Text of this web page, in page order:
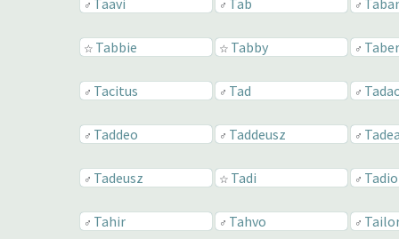
♂ Taavi ♂ Tab ♂
☆ Tabbie ☆ Tabby ♂ Taber
♂ Tacitus ♂ Tad ♂
♂ Taddeo ♂ Taddeusz ♂
♂ Tadeusz ☆ Tadi ♂ Tadio
♂ Tahir ♂ Tahvo ♂